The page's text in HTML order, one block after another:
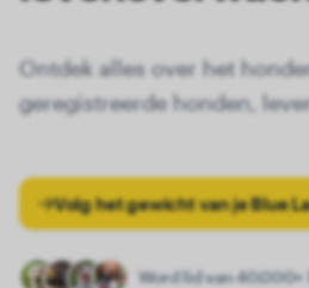
Ontdek alles over het
geregistreerde honden,
Volg het gewicht van je Blue
Word lid van